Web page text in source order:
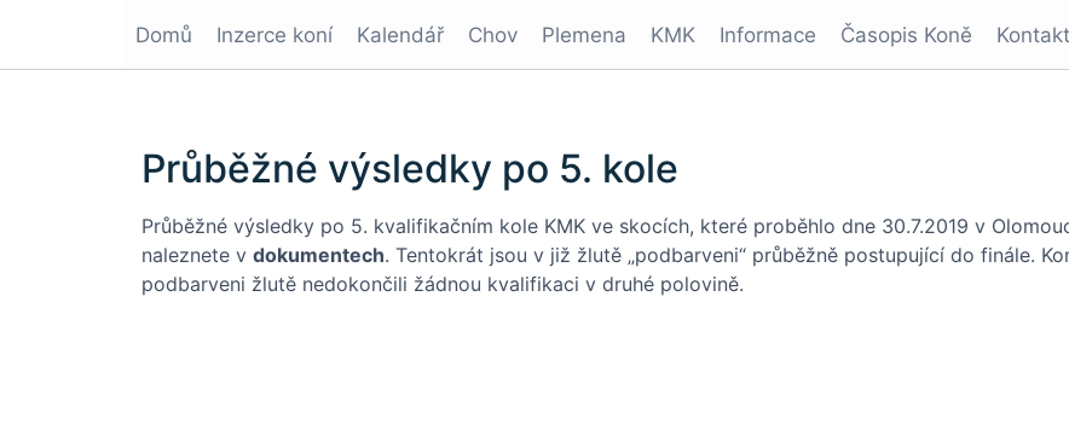
Domů Inzerce koní Kalendář Chov Plemena KMK Informace Časopis Koně
Průběžné výsledky po 5. kole
Průběžné výsledky po 5. kvalifikačním kole KMK ve skocích, které proběhlo dne 30.7.2019 v
naleznete v dokumentech. Tentokrát jsou v již žlutě „podbarveni“ průběžně postupující do finále.
podbarveni žlutě nedokončili žádnou kvalifikaci v druhé polovině.